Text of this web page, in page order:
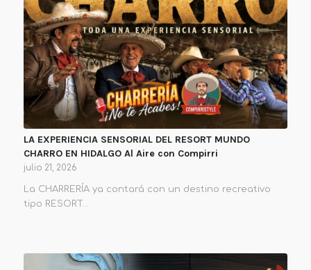
LA EXPERIENCIA SENSORIAL DEL RESORT MUNDO
CHARRO EN HIDALGO Al Aire con Compirri
julio 21, 2026
La CHARRERÍA ya contará con un destino recreativo
tipo RESORT…